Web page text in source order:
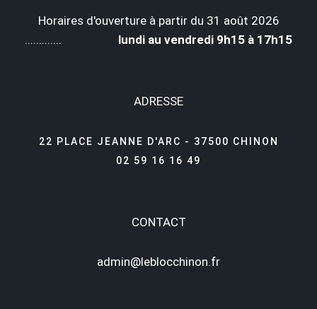
Horaires d'ouverture à partir du 31 août 2026
.............
lundi au vendredi 9h15 à 17h15
ADRESSE
22 PLACE JEANNE D'ARC - 37500 CHINON
02 59 16 16 49
CONTACT
admin@leblocchinon.fr